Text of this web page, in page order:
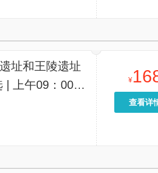
址和王陵遗址
| 上午09：00拼
选】
¥
查看详